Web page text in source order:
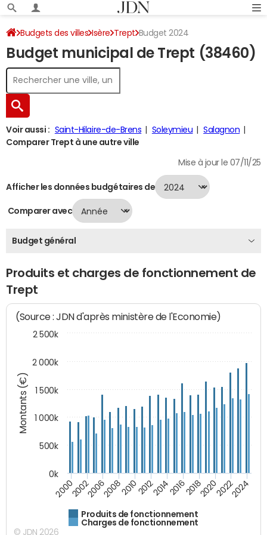
Budgets des villes Isère Trept Budget 2024
Budget municipal de Trept (38460)
Voir aussi : Saint-Hilaire-de-Brens Soleymieu
Salagnon
Comparer Trept à une autre ville
Mise à jour le 07/11/25
Afficher les données budgétaires de
Comparer avec
Budget général
Produits et charges de fonctionnement de
Trept
Montants (€)
(Source : JDN d'après ministère de l'Economie)
Produits de fonctionnement
Charges de fonctionnement
200020022006200820102012201420162018202020222024
0k
500k
1 000k
1 500k
2 000k
2 500k
© JDN 2026